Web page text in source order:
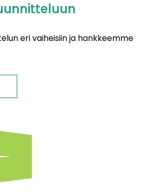
eri vaiheisiin ja hankkeemme